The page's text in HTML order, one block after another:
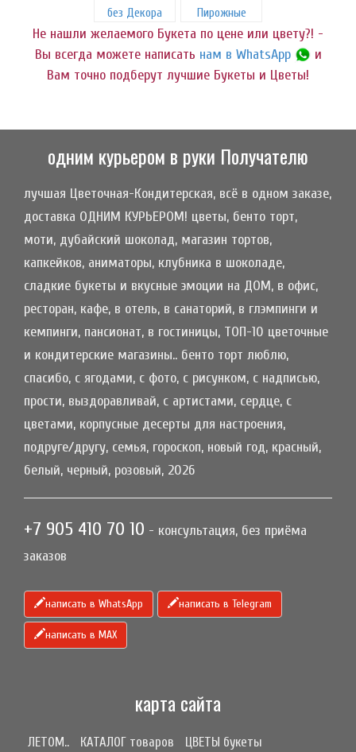
без Декора Пирожные
Не нашли желаемого Букета по цене или цвету?! -
Вы всегда можете написать нам в WhatsApp
и
Вам точно подберут лучшие Букеты и Цветы!
одним курьером в руки Получателю
лучшая Цветочная-Кондитерская, всё в одном заказе,
доставка ОДНИМ КУРЬЕРОМ! цветы, бенто торт,
моти, дубайский шоколад, магазин тортов,
капкейков, аниматоры, клубника в шоколаде,
сладкие букеты и вкусные эмоции на ДОМ, в офис,
ресторан, кафе, в отель, в санаторий, в глэмпинги и
кемпинги, пансионат, в гостиницы, ТОП-10 цветочные
и кондитерские магазины.. бенто торт люблю,
спасибо, с ягодами, с фото, с рисунком, с надписью,
прости, выздоравливай, с артистами, сердце, с
цветами, корпусные десерты для настроения,
подруге/другу, семья, гороскоп, новый год, красный,
белый, черный, розовый, 2026
+7 905 410 70 10 - консультация, без приёма
заказов
написать в WhatsApp написать в Telegram
написать в МАХ
карта сайта
ЛЕТОМ.. КАТАЛОГ товаров
ЦВЕТЫ букеты